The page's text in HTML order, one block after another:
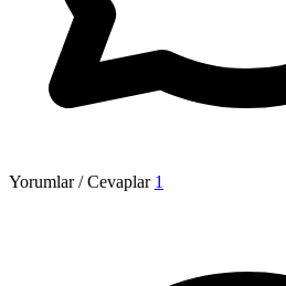
Yorumlar / Cevaplar 1